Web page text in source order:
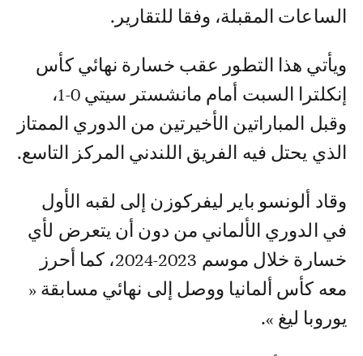
الساعات المقبلة، وفقا للتقارير.
ويأتي هذا التطور عقب خسارة نهائي كأس
إنكلترا السبت أمام مانشستر سيتي 0-1،
وقبل المباراتين الأخيرتين من الدوري الممتاز
الذي يحتل فيه الفريق اللندني المركز التاسع.
وقاد ألونسو باير ليفركوزن إلى لقبه الأول
في الدوري الألماني من دون أن يتعرض لأي
خسارة خلال موسم 2023-2024، كما أحرز
معه كأس ألمانيا ووصل إلى نهائي مسابقة «
يوروبا ليغ ».